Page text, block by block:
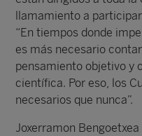
llamamiento a
“En tiempos donde
es más necesario
pensamiento objetivo y
científica. Por eso, los
necesarios que nunca”.
Joxerramon